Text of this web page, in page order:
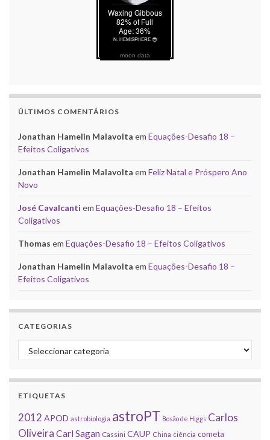
moon data
ÚLTIMOS COMENTÁRIOS
Jonathan Hamelin Malavolta em Equações-Desafio 18 –
Efeitos Coligativos
Jonathan Hamelin Malavolta em Feliz Natal e Próspero Ano
Novo
José Cavalcanti em Equações-Desafio 18 – Efeitos
Coligativos
Thomas em Equações-Desafio 18 – Efeitos Coligativos
Jonathan Hamelin Malavolta em Equações-Desafio 18 –
Efeitos Coligativos
CATEGORIAS
Categorias
ETIQUETAS
2012 APOD astrobiologia astroPT Bosão de Higgs Carlos
Oliveira Carl Sagan Cassini CAUP China ciência cometa